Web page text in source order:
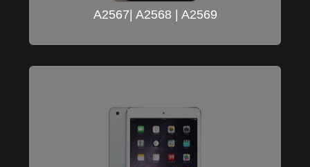
A2567| A2568 | A2569